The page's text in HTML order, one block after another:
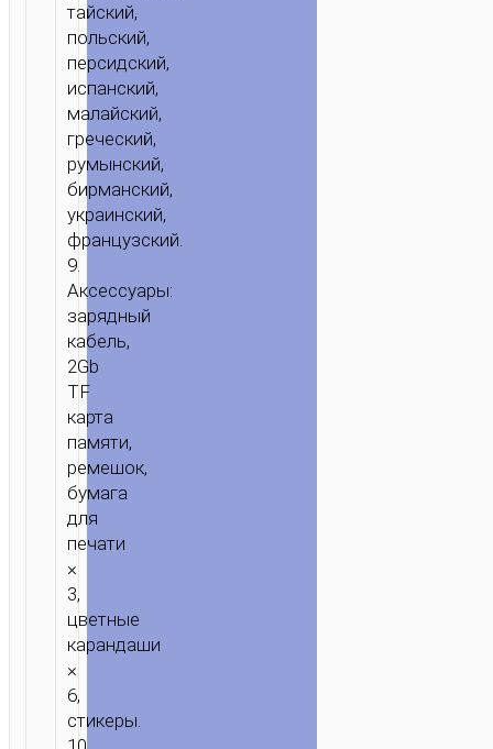
тайский,
польский,
персидский,
испанский,
малайский,
греческий,
румынский,
бирманский,
украинский,
французский.
9.
Аксессуары:
зарядный
кабель,
2Gb
TF
карта
памяти,
ремешок,
бумага
для
печати
×
3,
цветные
карандаши
×
6,
стикеры.